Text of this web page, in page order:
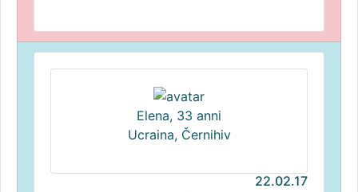
Elena, 33 anni
Ucraina, Černihiv
22.02.17